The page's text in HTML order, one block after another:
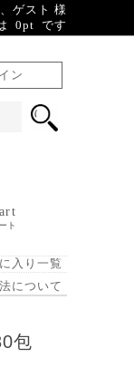
ゲスト 様
0pt です
ン
ト
入り一覧
について
包